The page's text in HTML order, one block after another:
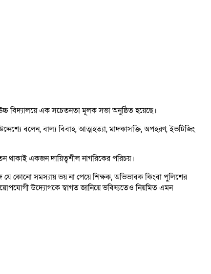
বিদ্যালয়ে এক সচেতনতা মূলক সভা অনুষ্ঠিত হয়েছে।
বলেন, বাল্য বিবাহ, আত্মহত্যা, মাদকাসক্তি, অপহরণ, ইভটিজিং
থাকাই একজন দায়িত্বশীল নাগরিকের পরিচয়।
যে কোনো সমস্যায় ভয় না পেয়ে শিক্ষক, অভিভাবক কিংবা পুলিশের
উদ্যোগকে স্বাগত জানিয়ে ভবিষ্যতেও নিয়মিত এমন